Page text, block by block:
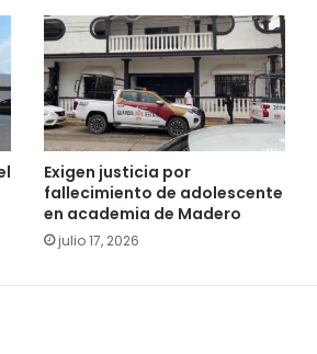
​Exigen justicia por
fallecimiento de adolescente
en academia de Madero
julio 17, 2026